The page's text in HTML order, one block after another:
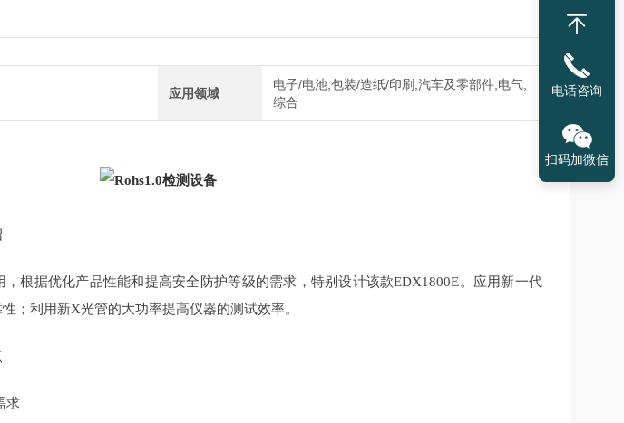
应用领域
电子/电池,包装/造纸/印刷,汽车及零部件,电气,
综合
根据优化产品性能和提高安全防护等级的需求，特别设计该款EDX1800E。应用新一代
；利用新X光管的大功率提高仪器的测试效率。
求
电话咨询
扫码加微信